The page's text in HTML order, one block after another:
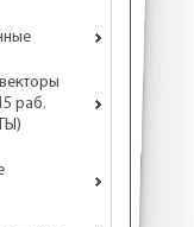
раб.